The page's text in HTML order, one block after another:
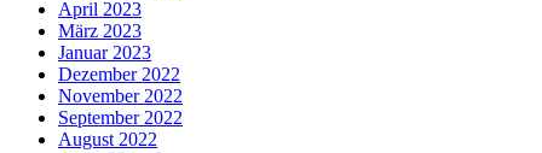
April 2023
März 2023
Januar 2023
Dezember 2022
November 2022
September 2022
August 2022